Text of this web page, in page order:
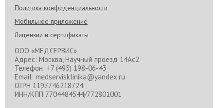
Политика конфиденциальности
Мобильное приложение
Лицензии и сертификаты
ООО «МЕДСЕРВИС»
Адрес: Москва, Научный проезд 14Ас2
Телефон: +7 (495) 198-06-43
Email: medservisklinika@yandex.ru
ОГРН 1197746218724
ИНН/КПП 7704484544/772801001